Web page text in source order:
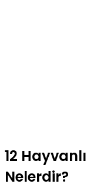
12
Nelerdir?